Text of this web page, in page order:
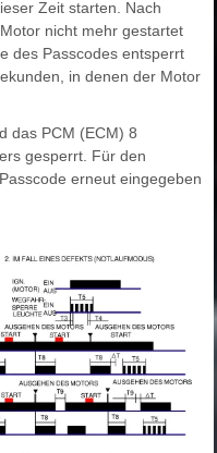
Zeit starten. Nach
nicht mehr gestartet
des Passcodes entsperrt
in denen der Motor
das PCM (ECM) 8
gesperrt. Für den
erneut eingegeben